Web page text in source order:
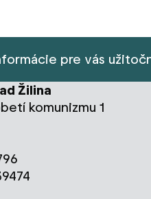
pre vás
Žilina
komunizmu 1